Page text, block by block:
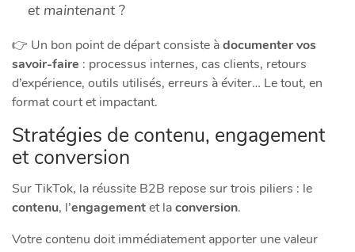
et maintenant ?
👉 Un bon point de départ consiste àdocumenter vos
savoir-faire : processus internes, cas clients, retours
d’expérience, outils utilisés, erreurs à éviter… Le tout, en
format court et impactant.
Stratégies de contenu, engagement
et conversion
Sur TikTok, la réussite B2B repose sur trois piliers : le
contenu, l’engagementet laconversion.
Votre contenu doit immédiatement apporter une valeur